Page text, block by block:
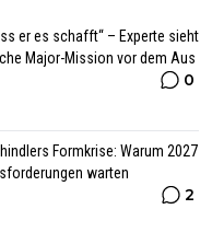
er es schafft“ – Experte sieht
Major-Mission vor dem Aus
0
Formkrise: Warum 2027
warten
2